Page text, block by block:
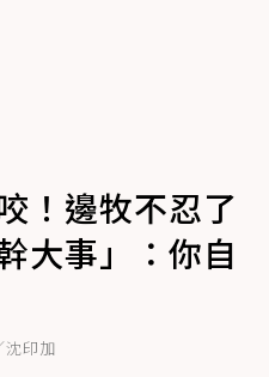
！邊牧不忍了
大事」：你自
沈印加